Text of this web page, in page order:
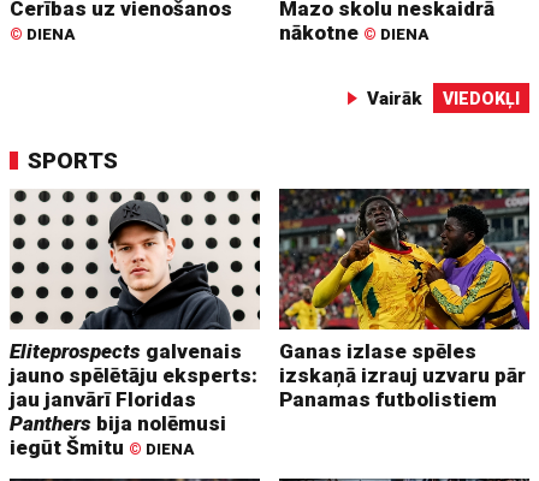
Cerības uz vienošanos
© DIENA
Mazo skolu neskaidrā
nākotne © DIENA
Vairāk VIEDOKĻI
SPORTS
Eliteprospects galvenais
jauno spēlētāju eksperts:
jau janvārī Floridas
Panthers bija nolēmusi
iegūt Šmitu © DIENA
Ganas izlase spēles
izskaņā izrauj uzvaru pār
Panamas futbolistiem